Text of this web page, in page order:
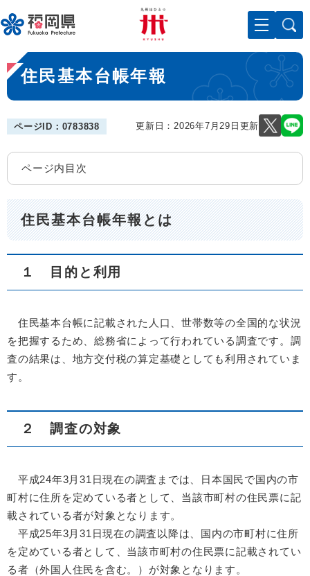
ー
ジ
先
頭
で
メニューを飛ばして本文へ
本
文
住民基本台帳年報
ページID：0783838 更新日：2026年7月29日更新
ページ内目次
住民基本台帳年報とは
１ 目的と利用
住民基本台帳に記載された人口、世帯数等の全国的な状況
を把握するため、総務省によって行われている調査です。調
査の結果は、地方交付税の算定基礎としても利用されていま
す。
２ 調査の対象
平成24年3月31日現在の調査までは、日本国民で国内の市
町村に住所を定めている者として、当該市町村の住民票に記
載されている者が対象となります。
平成25年3月31日現在の調査以降は、国内の市町村に住所
を定めている者として、当該市町村の住民票に記載されてい
る者（外国人住民を含む。）が対象となります。